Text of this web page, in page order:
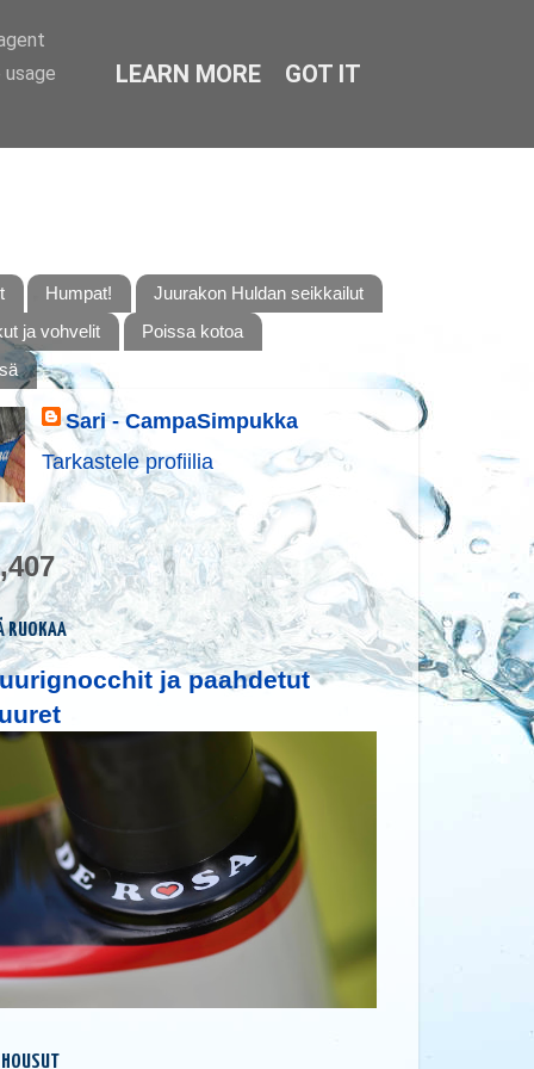
Humpat!
Juurakon Huldan seikkailut
ja vohvelit
Poissa kotoa
Sari - CampaSimpukka
Tarkastele profiilia
RUOKAA
ja paahdetut
LEARN MORE GOT IT